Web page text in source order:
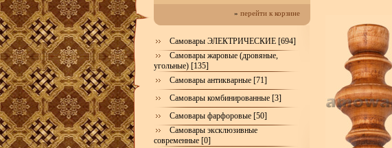
» перейти к корзине
Самовары ЭЛЕКТРИЧЕСКИЕ [694]
Самовары жаровые (дровяные,
угольные) [135]
Самовары антикварные [71]
Самовары комбинированные [3]
Самовары фарфоровые [50]
Самовары эксклюзивные
современные [0]